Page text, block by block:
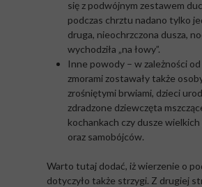
się z podwójnym zestawem
podczas chrztu nadano tylko
druga, nieochrzczona dusza,
wychodziła „na łowy”.
Inne powody – w zależności
zmorami zostawały także
zrośniętymi brwiami, dzieci
zdradzone dziewczęta
kochankach czy dusze
oraz samobójców.
Warto tutaj dodać, iż wierzenie o
dotyczyło także strzygi. Z drugiej